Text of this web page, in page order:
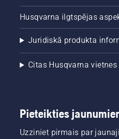
Husqvarna ilgtspējas
Juridiskā produkta
Citas Husqvarna vietnes
Pieteikties
Uzziniet pirmais par